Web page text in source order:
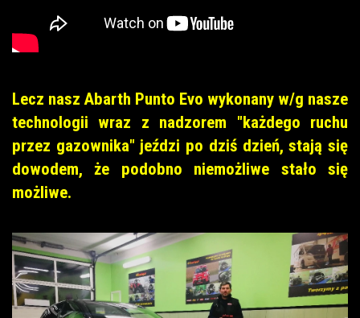
Lecz nasz Abarth Punto Evo wykonany w/g nasze
technologii wraz z nadzorem "każdego ruchu
przez gazownika" jeździ po dziś dzień, stają się
dowodem, że podobno niemożliwe stało się
możliwe.